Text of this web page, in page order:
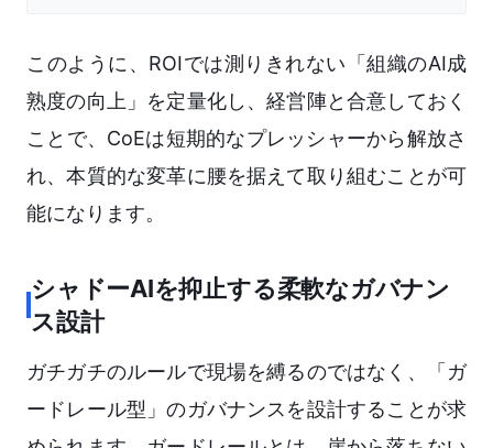
このように、ROIでは測りきれない「組織のAI成
熟度の向上」を定量化し、経営陣と合意しておく
ことで、CoEは短期的なプレッシャーから解放さ
れ、本質的な変革に腰を据えて取り組むことが可
能になります。
シャドーAIを抑止する柔軟なガバナン
ス設計
ガチガチのルールで現場を縛るのではなく、「ガ
ードレール型」のガバナンスを設計することが求